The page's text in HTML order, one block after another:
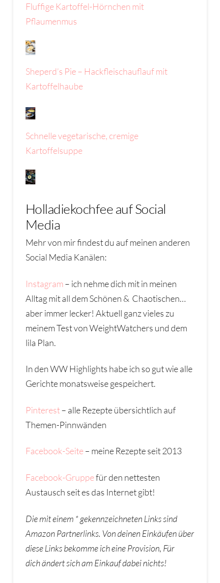
Fluffige Kartoffel-Hörnchen mit
Pflaumenmus
Sheperd’s Pie – Hackfleischauflauf mit
Kartoffelhaube
Schnelle vegetarische, cremige
Kartoffelsuppe
Holladiekochfee auf Social
Media
Mehr von mir findest du auf meinen anderen
Social Media Kanälen:
Instagram – ich nehme dich mit in meinen
Alltag mit all dem Schönen & Chaotischen…
aber immer lecker! Aktuell ganz vieles zu
meinem Test von WeightWatchers und dem
lila Plan.
In den WW Highlights habe ich so gut wie alle
Gerichte monatsweise gespeichert.
Pinterest– alle Rezepte übersichtlich auf
Themen-Pinnwänden
Facebook-Seite– meine Rezepte seit 2013
Facebook-Gruppefür den nettesten
Austausch seit es das Internet gibt!
Die mit einem * gekennzeichneten Links sind
Amazon Partnerlinks. Von deinen Einkäufenüber
diese Links bekomme ich eine Provision, Für
dichändert sich am Einkauf dabei nichts!